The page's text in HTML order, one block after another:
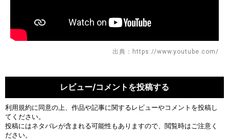
出典：https://www.youtube.com/
レビュー/コメントを投稿する
利用規約に同意の上、作品や記事に関するレビューやコメントを投稿し
てください。
投稿にはネタバレが含まれる可能性もありますので、閲覧時はご注意く
ださい。